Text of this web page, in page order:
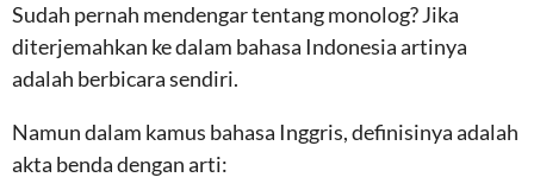
Sudah pernah mendengar tentang monolog? Jika
diterjemahkan ke dalam bahasa Indonesia artinya
adalah berbicara sendiri.
Namun dalam kamus bahasa Inggris, definisinya adalah
akta benda dengan arti: